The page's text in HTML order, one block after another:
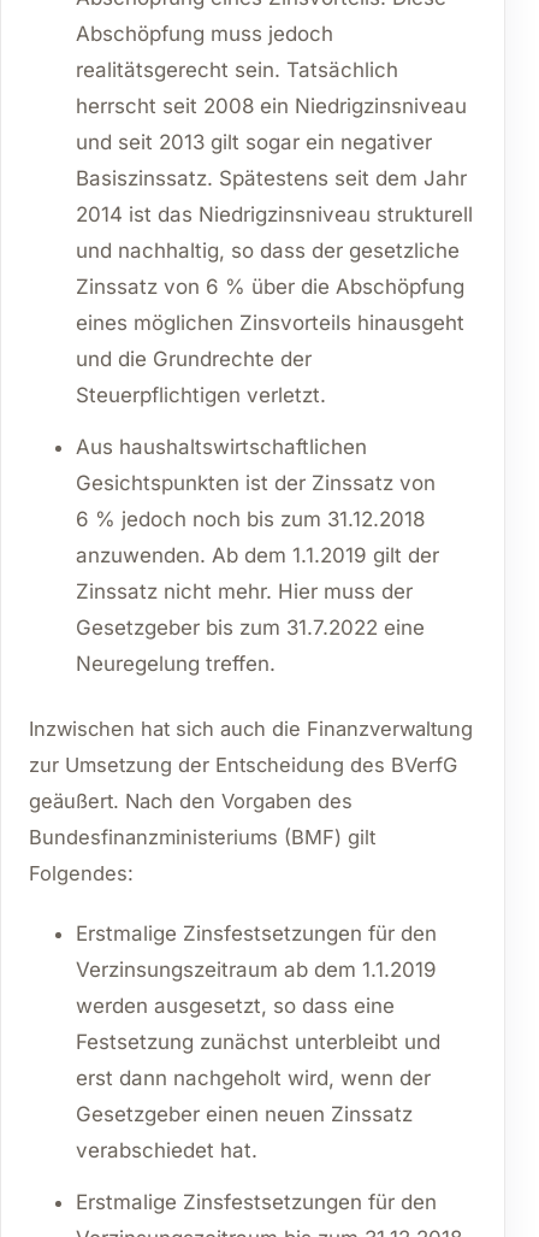
Abschöpfung muss jedoch
realitätsgerecht sein. Tatsächlich
herrscht seit 2008 ein Niedrigzinsniveau
und seit 2013 gilt sogar ein negativer
Basiszinssatz. Spätestens seit dem Jahr
2014 ist das Niedrigzinsniveau strukturell
und nachhaltig, so dass der gesetzliche
Zinssatz von 6 % über die Abschöpfung
eines möglichen Zinsvorteils hinausgeht
und die Grundrechte der
Steuerpflichtigen verletzt.
Aus haushaltswirtschaftlichen
Gesichtspunkten ist der Zinssatz von
6 % jedoch noch bis zum 31.12.2018
anzuwenden. Ab dem 1.1.2019 gilt der
Zinssatz nicht mehr. Hier muss der
Gesetzgeber bis zum 31.7.2022 eine
Neuregelung treffen.
Inzwischen hat sich auch die Finanzverwaltung
zur Umsetzung der Entscheidung des BVerfG
geäußert. Nach den Vorgaben des
Bundesfinanzministeriums (BMF) gilt
Folgendes:
Erstmalige Zinsfestsetzungen für den
Verzinsungszeitraum ab dem 1.1.2019
werden ausgesetzt, so dass eine
Festsetzung zunächst unterbleibt und
erst dann nachgeholt wird, wenn der
Gesetzgeber einen neuen Zinssatz
verabschiedet hat.
Erstmalige Zinsfestsetzungen für den